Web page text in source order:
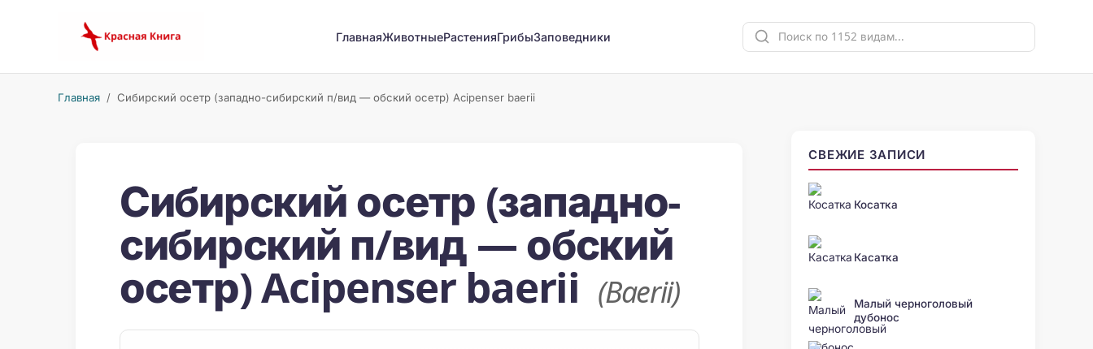
ГлавнаяЖивотныеРастенияГрибыЗаповедники
Главная/ Сибирский осетр (западно-сибирский п/вид — обский осетр) Acipenser baerii
Сибирский осетр (западно-
сибирский п/вид — обский
осетр) Acipenser baerii (Baerii)
СВЕЖИЕ ЗАПИСИ
Косатка
Касатка
Малый черноголовый
дубонос